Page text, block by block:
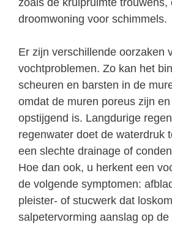
droomwoning voor schimmels.
Er zijn verschillende oorzaken
vochtproblemen. Zo kan het
scheuren en barsten in de
omdat de muren poreus zijn
opstijgend is. Langdurige
regenwater doet de waterdruk
een slechte drainage of
Hoe dan ook, u herkent een
de volgende symptomen:
pleister- of stucwerk dat
salpetervorming aanslag op